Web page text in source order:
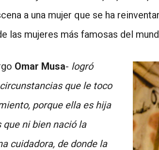
a una mujer que se ha
las mujeres más famosas del
Omar Musa- logró
que le toco
porque ella es hija
ni bien nació la
cuidadora, de donde la